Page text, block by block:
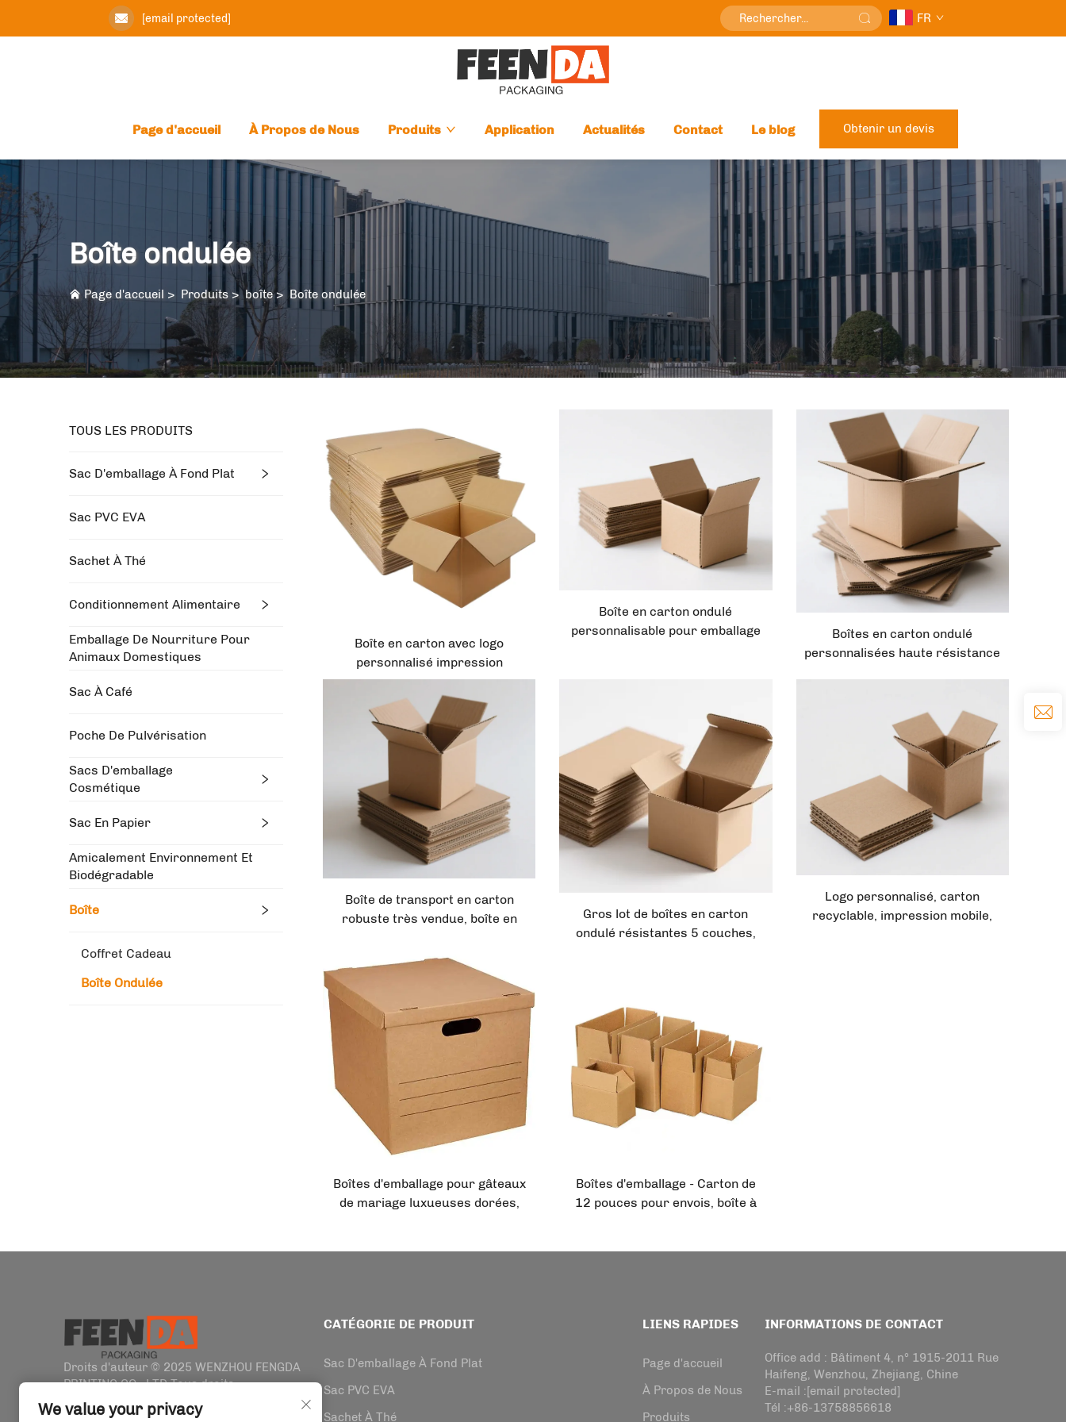
[email protected] FR
Page d'accueil À Propos de Nous Produits Application Actualités Contact Le blog Obtenir un devis
Boîte ondulée
Page d'accueil > Produits >boîte> Boîte ondulée
TOUS LES PRODUITS
Sac D'emballage À Fond Plat
Sac PVC EVA
Sachet À Thé
Conditionnement Alimentaire
Emballage De Nourriture Pour
Animaux Domestiques
Sac À Café
Poche De Pulvérisation
Sacs D'emballage
Cosmétique
Sac En Papier
Amicalement Environnement Et
Biodégradable
Boîte
Coffret Cadeau
Boîte Ondulée
Boîte en carton avec logo
personnalisé impression
stockage emballage papier
contenant grand format boîte
d'expédition en carton ondulé
Boîte en carton ondulé
personnalisable pour emballage
Boîtes en carton ondulé
personnalisées haute résistance
Boîte de transport en carton
robuste très vendue, boîte en
avec impression personnalisée,
électronique grand public
Gros lot de boîtes en carton
ondulé résistantes 5 couches,
Logo personnalisé, carton
recyclable, impression mobile,
Boîtes d'emballage pour gâteaux
de mariage luxueuses dorées,
Boîtes d'emballage - Carton de
12 pouces pour envois, boîte à
Droits d'auteur © 2025 WENZHOU FENGDA
PRINTING CO., LTD Tous droits
réservés.
Politique de confidentialité
CATÉGORIE DE PRODUIT
Sac D'emballage À Fond Plat
Sac PVC EVA
Sachet À Thé
LIENS RAPIDES
Page d'accueil
À Propos de Nous
Produits
INFORMATIONS DE CONTACT
Office add : Bâtiment 4, n° 1915-2011 Rue
Haifeng, Wenzhou, Zhejiang, Chine
E-mail :[email protected]
Tél :+86-13758856618
We value your privacy